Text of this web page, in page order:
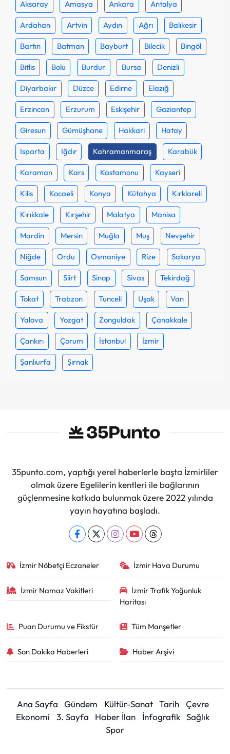
Aksaray Amasya Ankara Antalya
Ardahan Artvin Aydın Ağrı Balıkesir
Bartın Batman Bayburt Bilecik Bingöl
Bitlis Bolu Burdur Bursa Denizli
Diyarbakır Düzce Edirne Elazığ
Erzincan Erzurum Eskişehir Gaziantep
Giresun Gümüşhane Hakkari Hatay
Isparta Iğdır Kahramanmaraş Karabük
Karaman Kars Kastamonu Kayseri
Kilis Kocaeli Konya Kütahya Kırklareli
Kırıkkale Kırşehir Malatya Manisa
Mardin Mersin Muğla Muş Nevşehir
Niğde Ordu Osmaniye Rize Sakarya
Samsun Siirt Sinop Sivas Tekirdağ
Tokat Trabzon Tunceli Uşak Van
Yalova Yozgat Zonguldak Çanakkale
Çankırı Çorum İstanbul İzmir
Şanlıurfa Şırnak
35punto.com, yaptığı yerel haberlerle başta İzmirliler
olmak üzere Egelilerin kentleri ile bağlarının
güçlenmesine katkıda bulunmak üzere 2022 yılında
yayın hayatına başladı.
İzmir Nöbetçi Eczaneler İzmir Hava Durumu
İzmir Namaz Vakitleri
İzmir Trafik Yoğunluk
Haritası
Puan Durumu ve Fikstür Tüm Manşetler
Son Dakika Haberleri Haber Arşivi
Ana Sayfa Gündem Kültür-Sanat Tarih
Çevre
Ekonomi
3. Sayfa Haber İlan İnfografik Sağlık
Spor